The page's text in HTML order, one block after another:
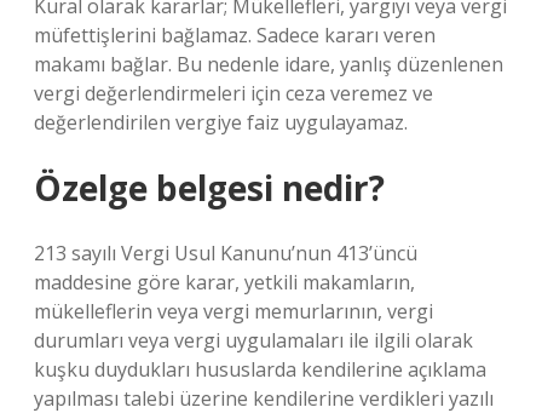
Kural olarak kararlar; Mükellefleri, yargıyı veya vergi
müfettişlerini bağlamaz. Sadece kararı veren
makamı bağlar. Bu nedenle idare, yanlış düzenlenen
vergi değerlendirmeleri için ceza veremez ve
değerlendirilen vergiye faiz uygulayamaz.
Özelge belgesi nedir?
213 sayılı Vergi Usul Kanunu’nun 413’üncü
maddesine göre karar, yetkili makamların,
mükelleflerin veya vergi memurlarının, vergi
durumları veya vergi uygulamaları ile ilgili olarak
kuşku duydukları hususlarda kendilerine açıklama
yapılması talebi üzerine kendilerine verdikleri yazılı